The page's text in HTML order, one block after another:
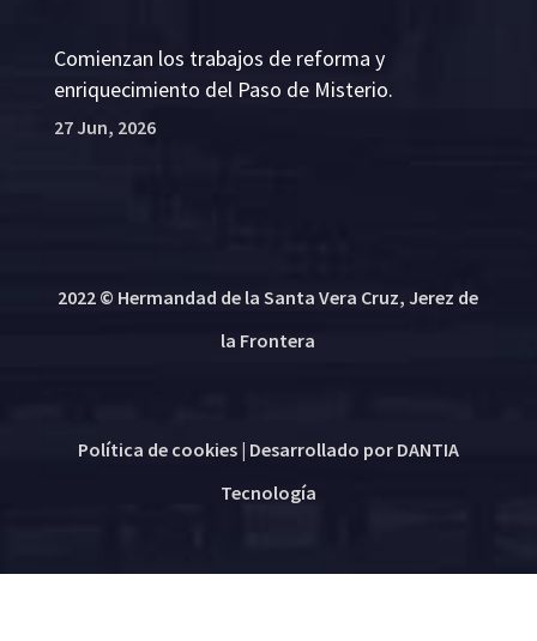
Comienzan los trabajos de reforma y
enriquecimiento del Paso de Misterio.
27 Jun, 2026
2022 © Hermandad de la Santa Vera Cruz, Jerez de
la Frontera
Política de cookies| Desarrollado por DANTIA
Tecnología